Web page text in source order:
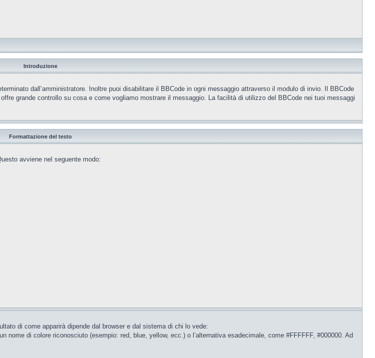
Introduzione
dall’amministratore. Inoltre puoi disabilitare il BBCode in ogni messaggio attraverso il modulo di invio. Il BBCode
grande controllo su cosa e come vogliamo mostrare il messaggio. La facilità di utilizzo del BBCode nei tuoi messaggi
Formattazione del testo
avviene nel seguente modo:
di come apparirà dipende dal browser e dal sistema di chi lo vede:
nome di colore riconosciuto (esempio: red, blue, yellow, ecc.) o l’alternativa esadecimale, come #FFFFFF, #000000. Ad